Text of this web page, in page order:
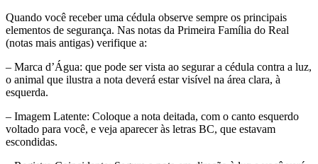
Quando você receber uma cédula observe sempre os principais
elementos de segurança. Nas notas da Primeira Família do Real
(notas mais antigas) verifique a:
– Marca d’Água: que pode ser vista ao segurar a cédula contra a luz,
o animal que ilustra a nota deverá estar visível na área clara, à
esquerda.
– Imagem Latente: Coloque a nota deitada, com o canto esquerdo
voltado para você, e veja aparecer às letras BC, que estavam
escondidas.